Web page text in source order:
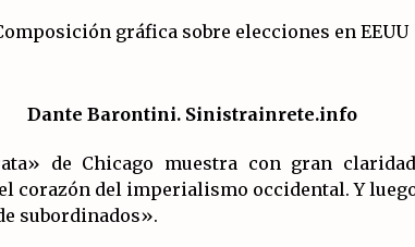
19/07/2026
producción
de los CLER en
una alternativa a
para La Saleta y
Declaración
Frente
Dante Barontini. Sinistrainrete.info
de Chicago muestra con gran
corazón del imperialismo occidental. Y
subordinados».